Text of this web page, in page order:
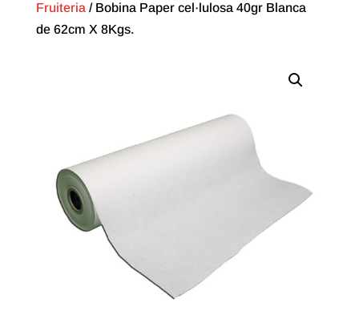
Fruiteria / Bobina Paper cel·lulosa 40gr Blanca
de 62cm X 8Kgs.